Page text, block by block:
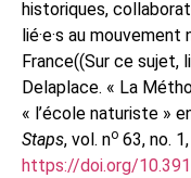
historiques,
lié·e·s au
France((Sur ce sujet,
Delaplace. « La
« l’école naturiste »
Staps, vol. no 63, no.
https://doi.org/